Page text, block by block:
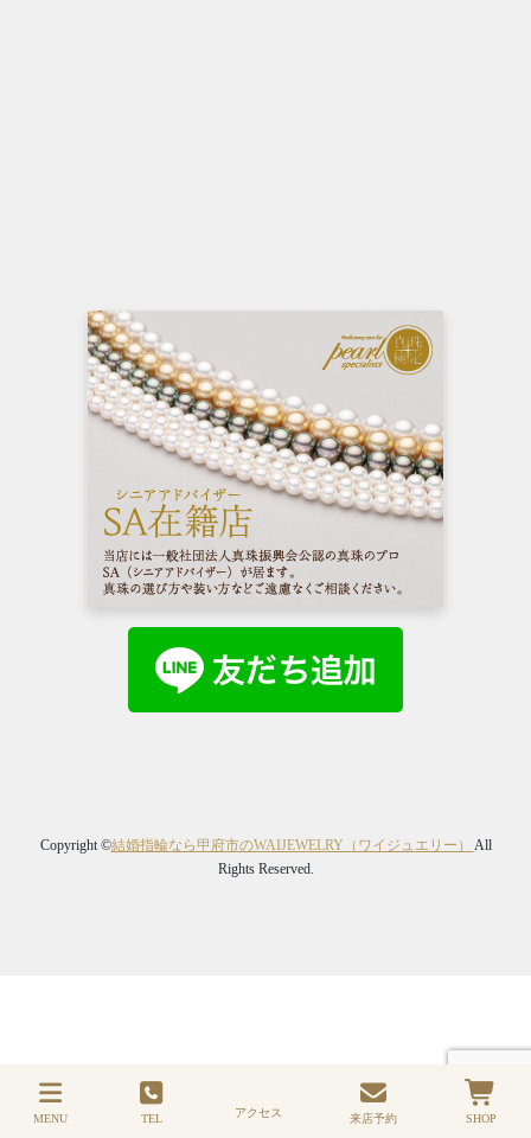
Copyright ©結婚指輪なら甲府市のWAIJEWELRY（ワイジュエリー） All
Rights Reserved.
MENU TEL アクセス 来店予約 SHOP